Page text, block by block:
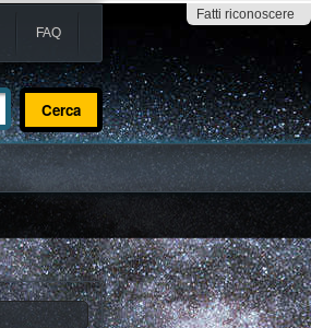
Fatti riconoscere
FAQ